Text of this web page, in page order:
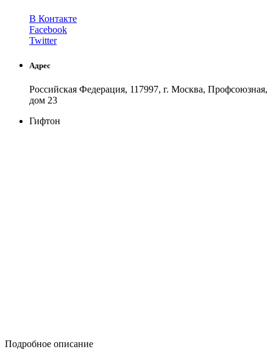
В Контакте
Facebook
Twitter
Адрес
Российская Федерация, 117997, г. Москва, Профсоюзная,
дом 23
Гифтон
Подробное описание